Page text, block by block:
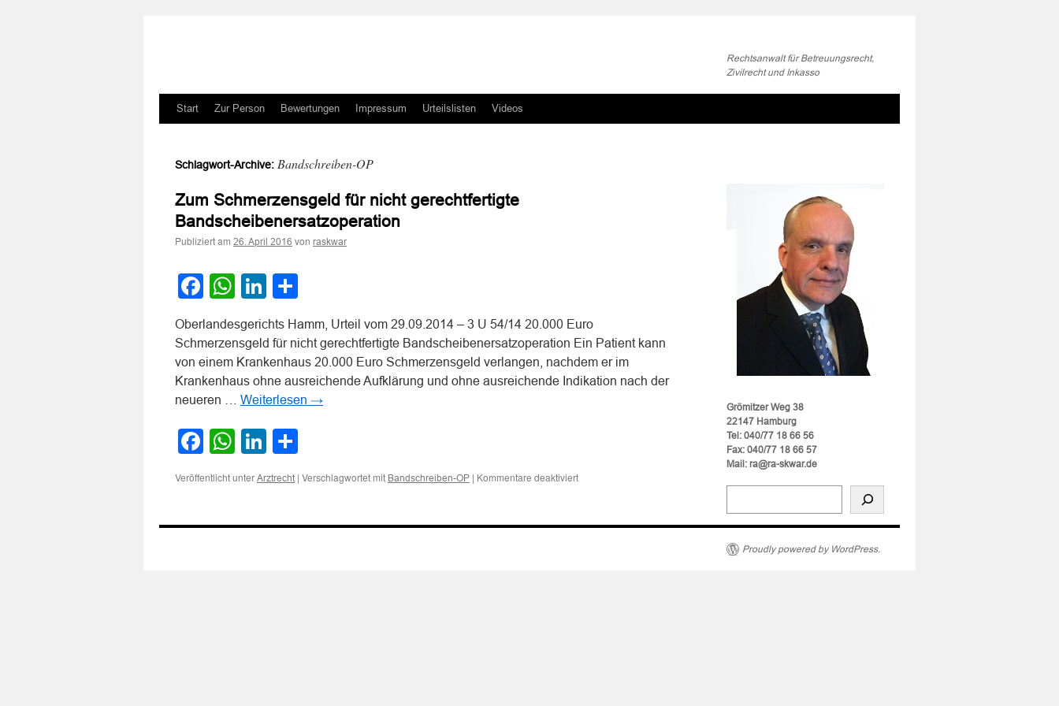
Rechtsanwalt für Betreuungsrecht,
Zivilrecht und Inkasso
Zum
springen
Start Zur Person Bewertungen Impressum Urteilslisten Videos
Schlagwort-Archive: Bandschreiben-OP
Zum Schmerzensgeld für nicht gerechtfertigte
Bandscheibenersatzoperation
Publiziert am 26. April 2016 von raskwar
Facebook
WhatsApp
LinkedIn
Oberlandesgerichts Hamm, Urteil vom 29.09.2014 – 3 U 54/14 20.000 Euro
Schmerzensgeld für nicht gerechtfertigte Bandscheibenersatzoperation Ein Patient kann
von einem Krankenhaus 20.000 Euro Schmerzensgeld verlangen, nachdem er im
Krankenhaus ohne ausreichende Aufklärung und ohne ausreichende Indikation nach der
neueren … Weiterlesen →
Facebook
WhatsApp
LinkedIn
Veröffentlicht unter Arztrecht | Verschlagwortet mit Bandschreiben-OP | Kommentare deaktiviertfür
Grömitzer Weg 38
22147 Hamburg
Tel: 040/77 18 66 56
Fax: 040/77 18 66 57
Mail: ra@ra-skwar.de
Proudly powered by WordPress.